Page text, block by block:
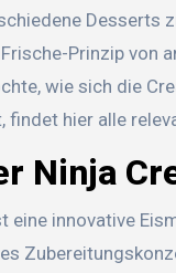
Desserts
Prinzip von
wie sich die
hier alle
Ninja
eine innovative